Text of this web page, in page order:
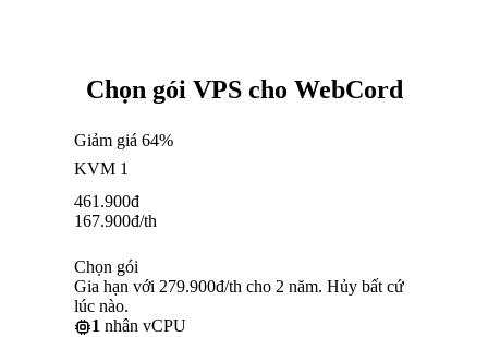
Chọn gói VPS cho WebCord
Giảm giá 64%
KVM 1
461.900đ
167.900đ/th
Chọn gói
Gia hạn với 279.900đ/th cho 2 năm. Hủy bất cứ
lúc nào.
1 nhân vCPU